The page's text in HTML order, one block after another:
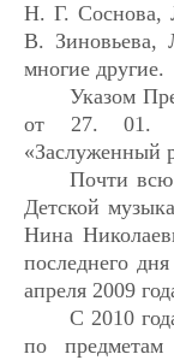
Н. Г.
В.
многие другие.
Указом
от 27. 01.
«Заслуженный
Почти
Детской
Нина
последнего
апреля 2009
С 2010
по предметам